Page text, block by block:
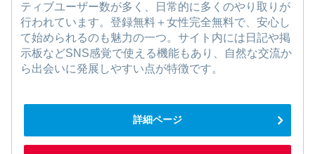
ティブユーザー数が多く、日常的に多くのやり取りが
行われています。登録無料＋女性完全無料で、安心し
て始められるのも魅力の一つ。サイト内には日記や掲
示板などSNS感覚で使える機能もあり、自然な交流か
ら出会いに発展しやすい点が特徴です。
詳細ページ